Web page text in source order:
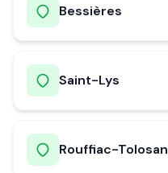
Bessières
Saint-Lys
Rouffiac-Tolosan